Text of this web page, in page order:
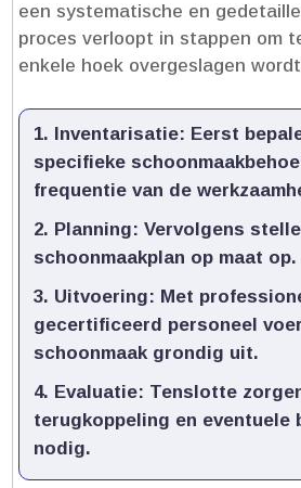
een systematische en
proces verloopt in stappen om
enkele hoek overgeslagen
Inventarisatie: Eerst
specifieke
frequentie van de
Planning: Vervolgens
schoonmaakplan op maat op.​
Uitvoering: Met
gecertificeerd personeel
schoonmaak grondig uit.​
Evaluatie: Tenslotte
terugkoppeling en eventuele
nodig.​